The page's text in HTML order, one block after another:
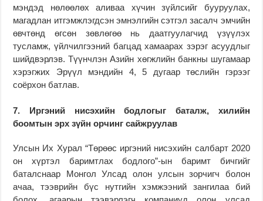
мэндэд нөлөөлөх аливаа хүчин зүйлсийг бууруулах,
магадлан итгэмжлэгдсэн эмнэлгийн сэтгэл засалч эмчийн
өвчтөнд өгсөн зөвлөгөө нь даатгуулагчид үзүүлэх
тусламж, үйлчилгээний багцад хамаарах зэрэг асуудлыг
шийдвэрлэв. Түүнчлэн Азийн хөгжлийн банкны шугамаар
хэрэгжих Эрүүл мэндийн 4, 5 дугаар төслийн гэрээг
соёрхон батлав.
7. Иргэний нисэхийн бодлогыг баталж, хилийн
боомтын эрх зүйн орчинг сайжруулав
Улсын Их Хурал “Төрөөс иргэний нисэхийн салбарт 2020
он хүртэл баримтлах бодлого”-ын баримт бичгийг
баталснаар Монгол Улсад олон улсын зорчигч болон
ачаа, тээврийн бүс нутгийн хэмжээний зангилаа бий